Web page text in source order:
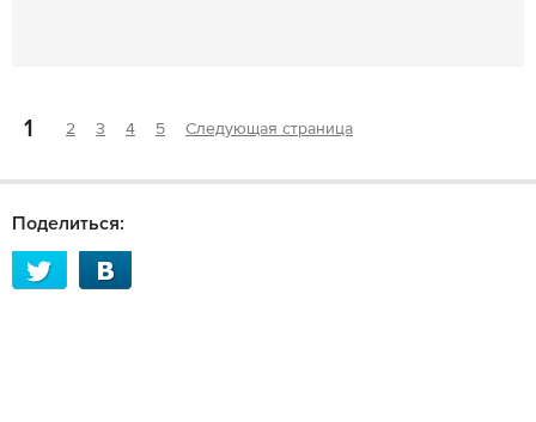
1 2 3 4 5 Следующая страница
Поделиться: